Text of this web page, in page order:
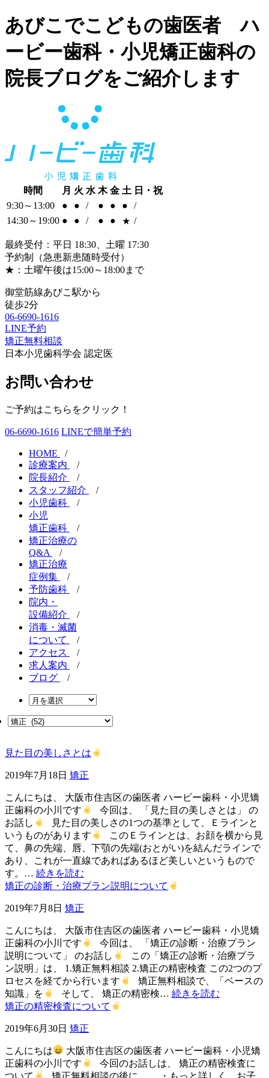
あびこでこどもの歯医者 ハ
ービー歯科・小児矯正歯科の
院長ブログをご紹介します
時間 月 火 水 木 金 土 日・祝
9:30～13:00
● ● / ● ● ●
/
14:30～19:00 ● ● / ● ● ★ /
最終受付：平日 18:30、土曜 17:30
予約制（急患新患随時受付）
★：土曜午後は15:00～18:00まで
御堂筋線あびこ駅から
徒歩2分
06-6690-1616
LINE予約
矯正無料相談
日本小児歯科学会 認定医
お問い合わせ
ご予約はこちらをクリック！
06-6690-1616 LINEで簡単予約
HOME
/
診療案内
/
院長紹介
/
スタッフ紹介
/
小児歯科
/
小児
矯正歯科
/
矯正治療の
Q&A
/
矯正治療
症例集
/
予防歯科
/
院内・
設備紹介
/
消毒・滅菌
について
/
アクセス
/
求人案内
/
ブログ
/
見た目の美しさとは
2019年7月18日 矯正
こんにちは、 大阪市住吉区の歯医者 ハービー歯科・小児矯
正歯科の小川です
今回は、 「見た目の美しさとは」 の
お話し
見た目の美しさの1つの基準として、Ｅラインと
いうものがあります
このＥラインとは、お顔を横から見
て、鼻の先端、唇、下顎の先端(おとがい)を結んだラインで
あり、これが一直線であればあるほど美しいというもので
す。… 続きを読む
矯正の診断・治療プラン説明について
2019年7月8日 矯正
こんにちは、 大阪市住吉区の歯医者 ハービー歯科・小児矯
正歯科の小川です
今回は、 「矯正の診断・治療プラン
説明について」 のお話し
この「矯正の診断・治療プラ
ン説明」は、 1.矯正無料相談 2.矯正の精密検査 この2つのプ
ロセスを経てから行います
矯正無料相談で、「ベースの
知識」を
そして、 矯正の精密検…続きを読む
矯正の精密検査について
2019年6月30日 矯正
こんにちは
大阪市住吉区の歯医者 ハービー歯科・小児矯
正歯科の小川です
今回のお話しは、 矯正の精密検査に
ついて
矯正無料相談の後に、 ・もっと詳しく、お子